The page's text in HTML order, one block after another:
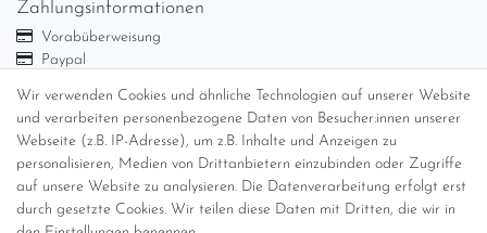
Wir verwenden Cookies und ähnliche Technologien auf unserer Website
und verarbeiten personenbezogene Daten von Besucher:innen unserer
Webseite (z.B. IP-Adresse), um z.B. Inhalte und Anzeigen zu
personalisieren, Medien von Drittanbietern einzubinden oder Zugriffe
auf unsere Website zu analysieren. Die Datenverarbeitung erfolgt erst
durch gesetzte Cookies. Wir teilen diese Daten mit Dritten, die wir in
Zahlungsinformationen
Vorabüberweisung
Paypal
Versandinformationen
Versand per GLS (6,90 Euro) oder DHL (8,49 Euro ) inkl. MwSt.
(innerhalb Deutschlands)